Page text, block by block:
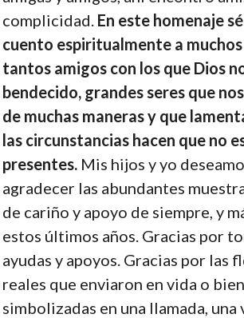
complicidad. En este homenaje
cuento espiritualmente a
tantos amigos con los que Dios
bendecido, grandes seres que
de muchas maneras y que
las circunstancias hacen que no
presentes.Mis hijos y yo
agradecer las abundantes
de cariño y apoyo de siempre, y
estos últimos años. Gracias por
ayudas y apoyos. Gracias por las
reales que enviaron en vida o bien
simbolizadas en una llamada, una